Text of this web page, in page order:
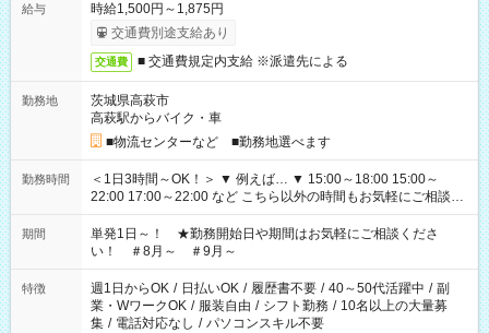
給与
時給1,500円～1,875円
交通費別途支給あり
交通費 ■ 交通費規定内支給 ※派遣先による
勤務地
茨城県高萩市
高萩駅からバイク・車
■物流センターなど ■勤務地選べます
勤務時間
＜1日3時間～OK！＞ ▼ 例えば… ▼ 15:00～18:00 15:00～
22:00 17:00～22:00 など こちら以外の時間もお気軽にご相談く
ださい！
期間
単発1日～！ ★勤務開始日や期間はお気軽にご相談くださ
い！ ＃8月～ ＃9月～
特徴 週1日からOK / 日払いOK / 履歴書不要 / 40～50代活躍中 / 副
業・WワークOK / 服装自由 / シフト勤務 / 10名以上の大量募
集 / 電話対応なし / パソコンスキル不要